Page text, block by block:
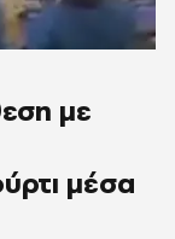
με
μέσα